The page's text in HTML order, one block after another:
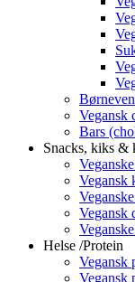
Vegansk
Bars
Snacks, kiks &
Vegansk
Vegansk
Helse /Protein
Vegansk
Vegansk